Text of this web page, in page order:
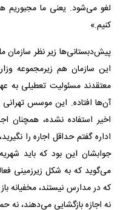
لغو می‌شود. یعنی ما
کنیم.»
پیش‌دبستانی‌ها زیر نظر سازمان
این سازمان هم زیرمجموعه
معتقدند مسئولیت تعطیلی
آن‌ها افتاده. این موسس
اخیر استفاده نشده، همچنان
اداره گفتم حداقل اجاره را
جوابشان این بود که باید
می‌گوید که به شکل زیرزمینی
که در مدارس نیستند، مخفیانه
نه اجازه بازگشایی می‌دهند، نه